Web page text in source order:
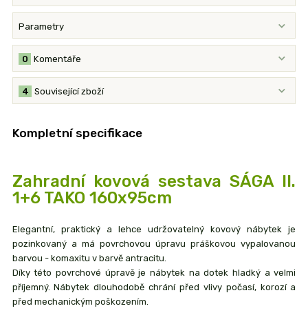
Parametry
Komentáře
0
Související zboží
4
Kompletní specifikace
Zahradní kovová sestava SÁGA II.
1+6 TAKO 160x95cm
Elegantní, praktický a lehce udržovatelný kovový nábytek je
pozinkovaný a má povrchovou úpravu práškovou vypalovanou
barvou - komaxitu v barvě antracitu.
Díky této povrchové úpravě je nábytek na dotek hladký a velmi
příjemný. Nábytek dlouhodobě chrání před vlivy počasí, korozí a
před mechanickým poškozením.